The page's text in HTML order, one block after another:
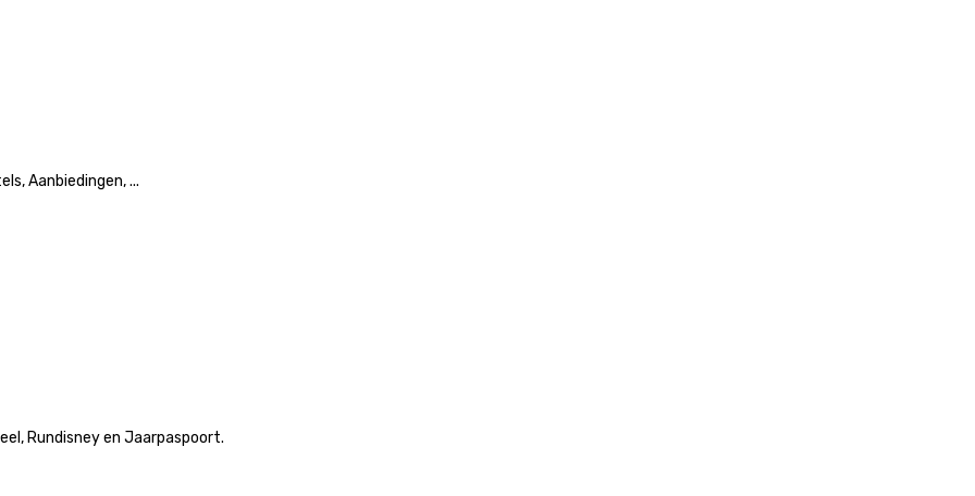
Aanbiedingen, ...
Rundisney en Jaarpaspoort.